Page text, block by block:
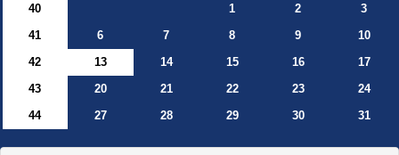
40
1 2
3
41
6 7 8 9
10
42
13 14 15 16
17
43
20 21 22 23
24
44
27 28 29 30 31